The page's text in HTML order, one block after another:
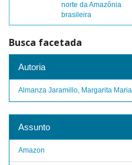
norte da Amazônia
brasileira
Busca facetada
Autoria
Almanza Jaramillo, Margarita Maria
Assunto
Amazon